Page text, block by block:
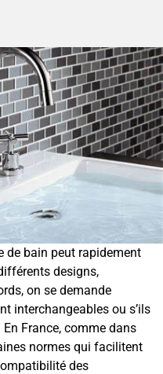
de bain peut rapidement
designs,
on se demande
interchangeables ou s’ils
France, comme dans
normes qui facilitent
des